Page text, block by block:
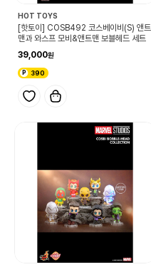
HOT TOYS
[핫토이] COSB492 코스베이비(S) 앤트
맨과 와스프 모비&앤트맨 보블헤드 세트
39,000
390